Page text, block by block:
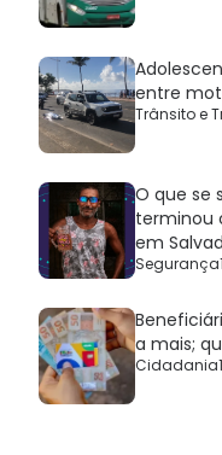
entre
Trânsito e
O que se
terminou
em
Segurança
a mais;
Cidadania